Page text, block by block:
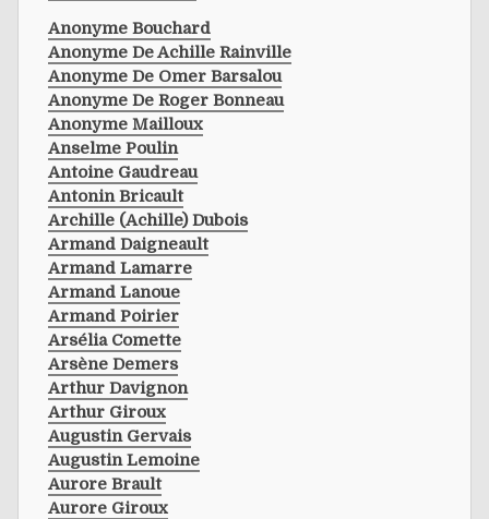
Anonyme Bouchard
Anonyme De Achille Rainville
Anonyme De Omer Barsalou
Anonyme De Roger Bonneau
Anonyme Mailloux
Anselme Poulin
Antoine Gaudreau
Antonin Bricault
Archille (achille) Dubois
Armand Daigneault
Armand Lamarre
Armand Lanoue
Armand Poirier
Arsélia Comette
Arsène Demers
Arthur Davignon
Arthur Giroux
Augustin Gervais
Augustin Lemoine
Aurore Brault
Aurore Giroux